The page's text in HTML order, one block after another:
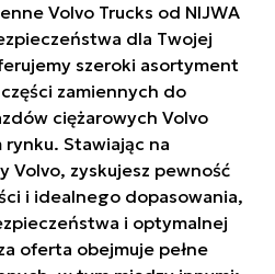
Volvo Trucks od NIJWA
dla Twojej
szeroki asortyment
zamiennych do
ciężarowych Volvo
Stawiając na
Volvo, zyskujesz pewność
i idealnego dopasowania,
i optymalnej
oferta obejmuje pełne